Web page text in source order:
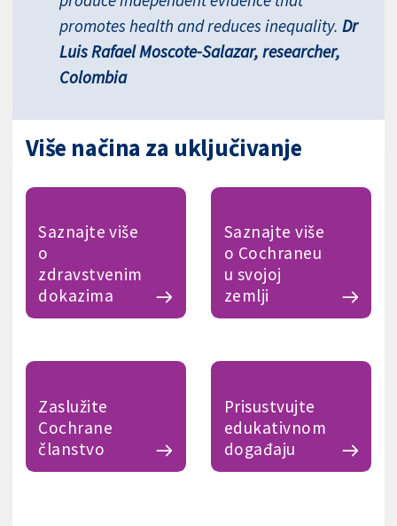
promotes health and reduces inequality. Dr
Luis Rafael Moscote-Salazar, researcher,
Colombia
Više načina za uključivanje
Saznajte više
o
zdravstvenim
dokazima
Saznajte više
o Cochraneu
u svojoj
zemlji
Zaslužite
Cochrane
članstvo
Prisustvujte
edukativnom
događaju